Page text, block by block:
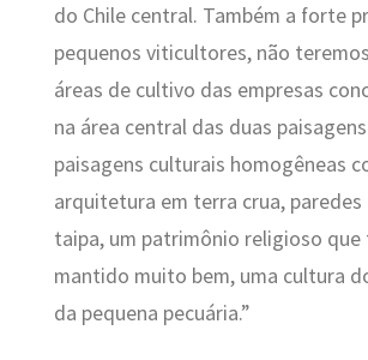
do Chile central. Também a forte
pequenos viticultores, não
áreas de cultivo das empresas
na área central das duas
paisagens culturais homogêneas
arquitetura em terra crua, paredes
taipa, um patrimônio religioso que
mantido muito bem, uma cultura
da pequena pecuária.”